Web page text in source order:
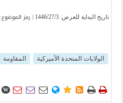
تاریخ البدایة للعرض: 1446/27/3 | رمز الموضوع: 394961
الولايات المتحدة الأميركية المقاومة
W        